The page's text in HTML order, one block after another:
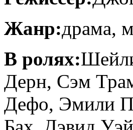
Жанр:драма,
В ролях:
Дерн, Сэм
Дефо, Эмили